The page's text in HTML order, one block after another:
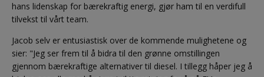
hans lidenskap for bærekraftig energi, gjør ham til en verdifull
tilvekst til vårt team.
Jacob selv er entusiastisk over de kommende mulighetene og
sier: "Jeg ser frem til å bidra til den grønne omstillingen
gjennom bærekraftige alternativer til diesel. I tillegg håper jeg å